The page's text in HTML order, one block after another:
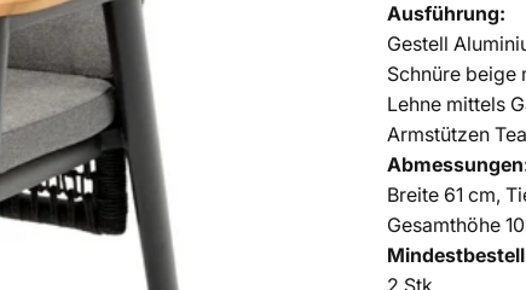
Ausführung:
Gestell
Schnüre beige
Lehne mittels
Armstützen
Breite 61 cm,
Gesamthöhe
2 Stk